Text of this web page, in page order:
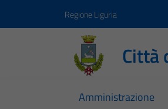
Regione Liguria
Città
Amministrazione